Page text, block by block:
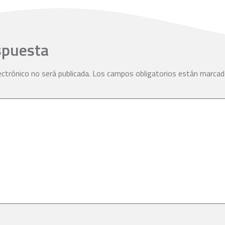
no será publicada. Los campos obligatorios están